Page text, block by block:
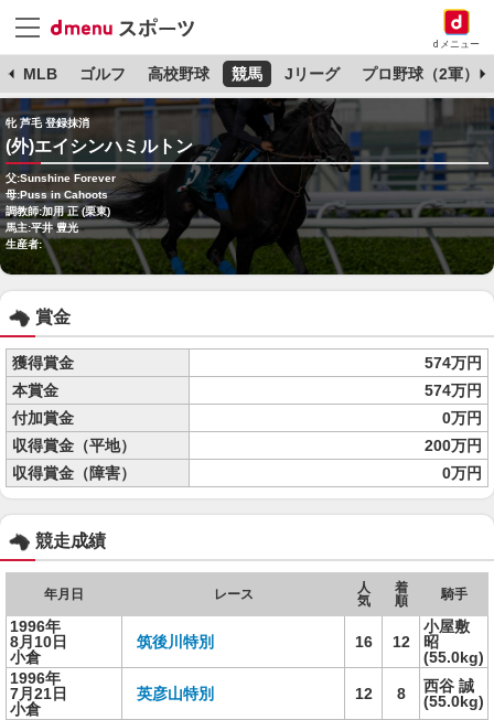
dメニュー
MLB ゴルフ 高校野球 競馬 Jリーグ プロ野球（2軍）
牝 芦毛 登録抹消
(外)エイシンハミルトン
父:Sunshine Forever
母:Puss in Cahoots
調教師:加用 正 (栗東)
馬主:平井 豊光
生産者:
賞金
獲得賞金
574万円
本賞金
574万円
付加賞金
0万円
収得賞金（平地）
200万円
収得賞金（障害）
0万円
競走成績
年月日 レース
人
気
着
順
騎手
1996年
8月10日
小倉
筑後川特別 16 12
小屋敷
昭
(55.0kg)
1996年
7月21日
小倉
英彦山特別 12 8
西谷 誠
(55.0kg)